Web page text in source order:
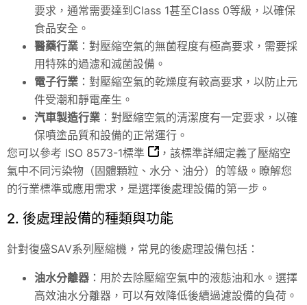
要求，通常需要達到Class 1甚至Class 0等級，以確保
食品安全。
醫藥行業 ：對壓縮空氣的無菌程度有極高要求，需要採
用特殊的過濾和滅菌設備。
電子行業 ：對壓縮空氣的乾燥度有較高要求，以防止元
件受潮和靜電產生。
汽車製造行業 ：對壓縮空氣的清潔度有一定要求，以確
保噴塗品質和設備的正常運行。
您可以參考 ISO 8573-1標準
，該標準詳細定義了壓縮空
氣中不同污染物（固體顆粒、水分、油分）的等級。瞭解您
的行業標準或應用需求，是選擇後處理設備的第一步。
2. 後處理設備的種類與功能
針對復盛SAV系列壓縮機，常見的後處理設備包括：
油水分離器 ：用於去除壓縮空氣中的液態油和水。選擇
高效油水分離器，可以有效降低後續過濾設備的負荷。